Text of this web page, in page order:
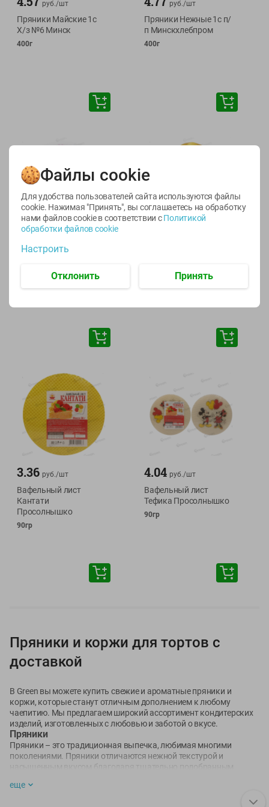
руб./шт
Пряники Майские 1с
Х/з №6 Минск
400г
руб./шт
Пряники Нежные 1с п/
п Минскхлебпром
400г
4.64
Пряники Ранiца 1с Х/з
3.36 руб./шт
Вафельный лист
Кантати
Просолнышко
90гр
4.04 руб./шт
Вафельный лист
Тефика Просолнышко
90гр
Пряники и коржи для тортов с
доставкой
В Green вы можете купить свежие и ароматные пряники и
коржи, которые станут отличным дополнением к любому
чаепитию. Мы предлагаем широкий ассортимент кондитерских
изделий, изготовленных с любовью и заботой о вкусе.
Пряники
Пряники – это традиционная выпечка, любимая многими
поколениями. Пряники отличаются нежной текстурой и
насыщенным вкусом благодаря тщательно подобранным
классические медовые пряники, глазированные, с фруктовыми
еще
Файлы cookie
Для удобства пользователей сайта используются файлы
cookie. Нажимая "Принять", вы соглашаетесь на обработку
нами файлов cookie в соответствии с Политикой
обработки файлов cookie
Настроить
Отклонить Принять